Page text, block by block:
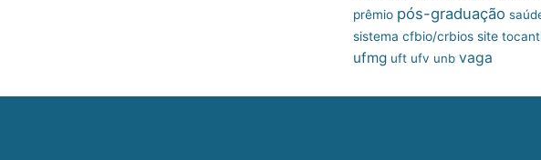
prêmio pós-graduação
sistema cfbio/crbios site
ufmg uft ufv unb vaga